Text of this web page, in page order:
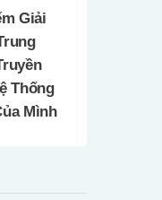
Giải
Thống
Mình